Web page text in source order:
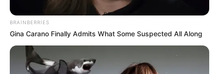
14:14 / 06 Avqust 2026
BRAINBERRIES
Gina Carano Finally Admits What Some Suspected All Along